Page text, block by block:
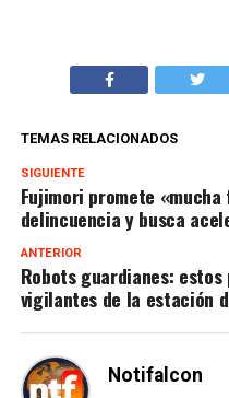
TEMAS RELACIONADOS
SIGUIENTE
Fujimori promete
delincuencia y busca
ANTERIOR
Robots guardianes:
vigilantes de la estación
Notifalcon